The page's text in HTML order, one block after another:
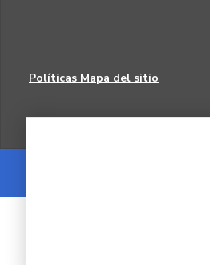
Políticas Mapa del sitio